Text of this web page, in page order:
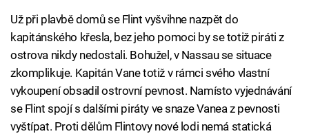
Už při plavbě domů se Flint vyšvihne nazpět do
kapitánského křesla, bez jeho pomoci by se totiž piráti z
ostrova nikdy nedostali. Bohužel, v Nassau se situace
zkomplikuje. Kapitán Vane totiž v rámci svého vlastní
vykoupení obsadil ostrovní pevnost. Namísto vyjednávání
se Flint spojí s dalšími piráty ve snaze Vanea z pevnosti
vyštípat. Proti dělům Flintovy nové lodi nemá statická